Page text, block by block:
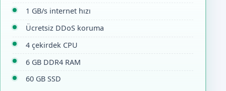
1 GB/s internet hızı
Ücretsiz DDoS koruma
4 çekirdek CPU
6 GB DDR4 RAM
60 GB SSD